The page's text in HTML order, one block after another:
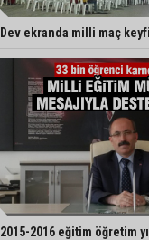
Dev ekranda milli maç keyfi
2015-2016 eğitim öğretim